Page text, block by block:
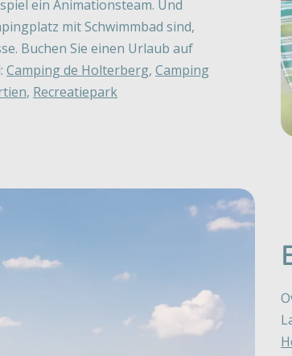
ein Animationsteam. Und
mit Schwimmbad sind,
Buchen Sie einen Urlaub auf
Camping de Holterberg, Camping
, Recreatiepark